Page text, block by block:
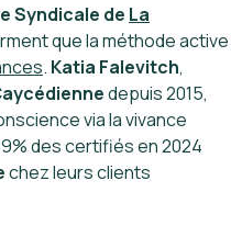
Syndicale de La
que la méthode active
. Katia Falevitch,
depuis 2015,
via la vivance
des certifiés en 2024
chez leurs clients